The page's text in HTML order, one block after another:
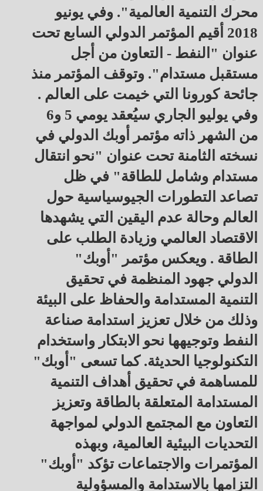
محرك التنمية العالمية". وفي يونيو
2018 أقيم المؤتمر الدولي السابع تحت
عنوان "النفط - التعاون من أجل
مستقبل مستدام". وتوقف المؤتمر منذ
جائحة كورونا التي خيمت على العالم .
وفي يوليو الجاري سيُعقد يومي 5 و6
من الشهر ذاته مؤتمر أوبك الدولي في
نسخته الثامنة تحت عنوان "نحو انتقال
مستدام وشامل للطاقة" في ظل
تصاعد التطورات الجيوسياسية حول
العالم وحالة عدم اليقين التي يشهدها
الاقتصاد العالمي وزيادة الطلب على
الطاقة . ويعكس مؤتمر "أوبك"
الدولي جهود المنظمة في تحقيق
التنمية المستدامة والحفاظ على البيئة
وذلك من خلال تعزيز استدامة صناعة
النفط وتوجيهها نحو الابتكار واستخدام
التكنولوجيا الحديثة. كما تسعى "أوبك"
للمساهمة في تحقيق أهداف التنمية
المستدامة المتعلقة بالطاقة وتعزيز
التعاون مع المجتمع الدولي لمواجهة
التحديات البيئية العالمية، وبهذه
المؤتمرات والاجتماعات تؤكد "أوبك"
التزامها بالاستدامة والمسؤولية